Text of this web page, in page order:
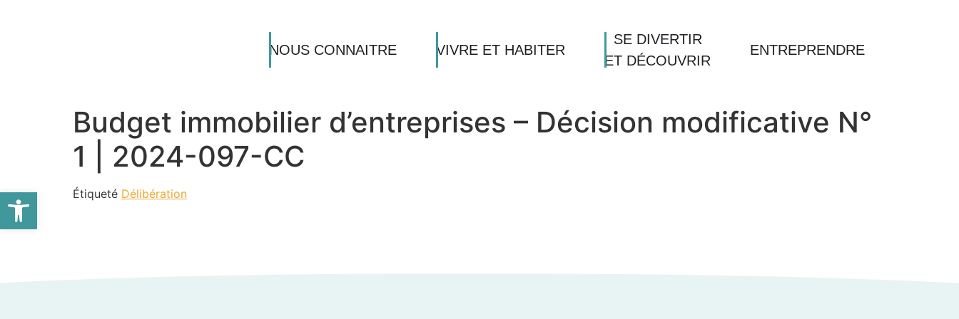
NOUS CONNAITRE VIVRE ET HABITER
SE DIVERTIR
ET DÉCOUVRIR
ENTREPRENDRE
Budget immobilier d’entreprises – Décision modificative N°
1 | 2024-097-CC
Étiqueté Délibération
Ouvrir la barre d’outils